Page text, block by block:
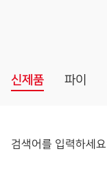
신제품 파이